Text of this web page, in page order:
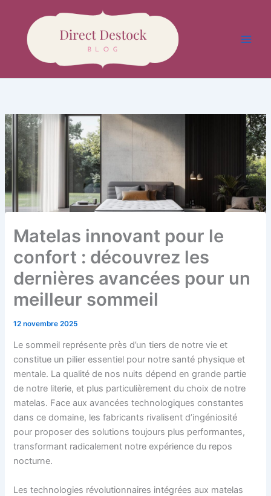
contenu
Matelas innovant pour le
confort : découvrez les
dernières avancées pour un
meilleur sommeil
12 novembre 2025
Le sommeil représente près d’un tiers de notre vie et
constitue un pilier essentiel pour notre santé physique et
mentale. La qualité de nos nuits dépend en grande partie
de notre literie, et plus particulièrement du choix de notre
matelas. Face aux avancées technologiques constantes
dans ce domaine, les fabricants rivalisent d’ingéniosité
pour proposer des solutions toujours plus performantes,
transformant radicalement notre expérience du repos
nocturne.
Les technologies révolutionnaires intégrées aux matelas